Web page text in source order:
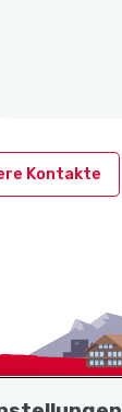
Kontakte